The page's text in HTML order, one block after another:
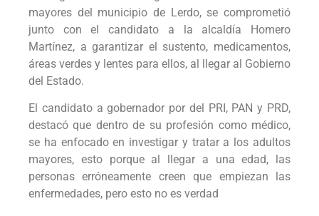
mayores del municipio de Lerdo, se comprometió
junto con el candidato a la alcaldía Homero
Martínez, a garantizar el sustento, medicamentos,
áreas verdes y lentes para ellos, al llegar al Gobierno
del Estado.
El candidato a gobernador por del PRI, PAN y PRD,
destacó que dentro de su profesión como médico,
se ha enfocado en investigar y tratar a los adultos
mayores, esto porque al llegar a una edad, las
personas erróneamente creen que empiezan las
enfermedades, pero esto no es verdad